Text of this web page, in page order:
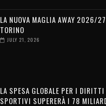
LA NUOVA MAGLIA AWAY 2026/
TORINO
JULY 21, 2026
LA SPESA GLOBALE PER I
SPORTIVI SUPERERÀ I 78